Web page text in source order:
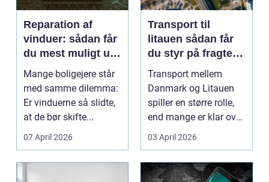
Reparation af
vinduer: sådan får
du mest muligt ud
af dine gamle
vinduer
Mange boligejere står
med samme dilemma:
Er vinduerne så slidte,
at de bør skifte...
07 April 2026
Transport til
litauen sådan får
du styr på fragten
til baltikum
Transport mellem
Danmark og Litauen
spiller en større rolle,
end mange er klar over.
Litauen er et n...
03 April 2026